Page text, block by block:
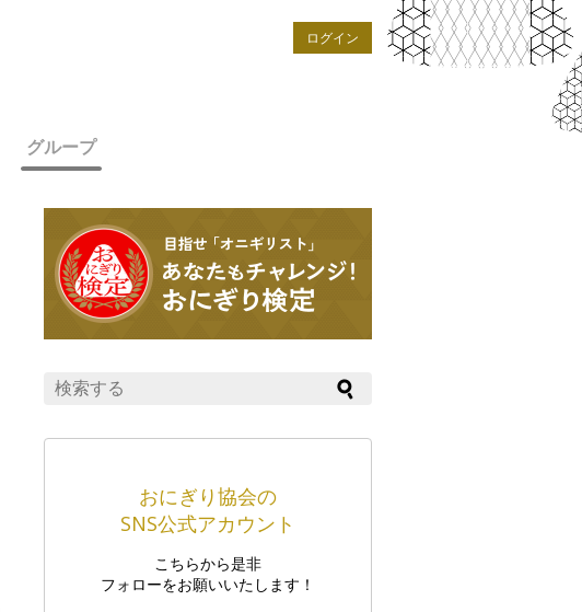
ログイン
グループ
おにぎり協会の
SNS公式アカウント
こちらから是非
フォローをお願いいたします！